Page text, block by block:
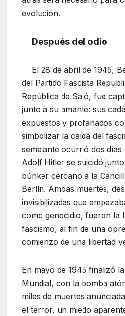
evolución.
Después del odio
El 28 de abril de 1945,
del Partido Fascista
República de Saló, fue
junto a su amante: sus
expuestos y profanados
simbolizar la caída del
semejante ocurrió dos días
Adolf Hitler se suicidó
búnker cercano a la
Berlín. Ambas muertes,
invisibilizadas que
como genocidio, fueron la
fascismo, al fin de una
comienzo de una libertad
En mayo de 1945 finalizó
Mundial, con la bomba
miles de muertes
el terror, un miedo